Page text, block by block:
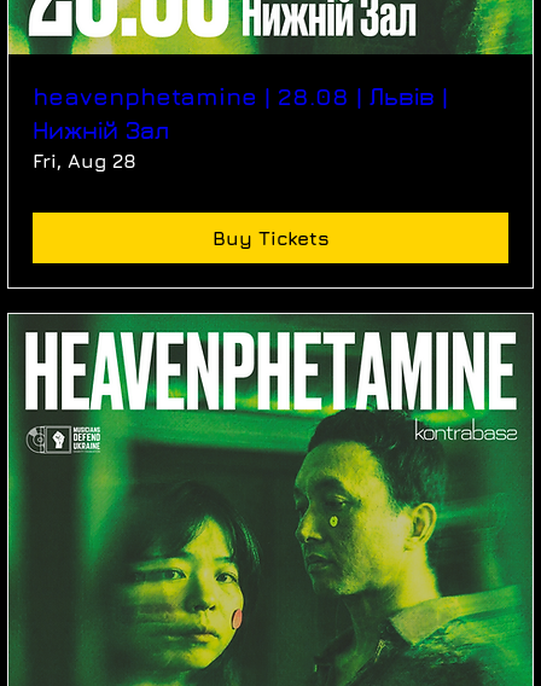
heavenphetamine | 28.08 | Львів |
Нижній Зал
Fri, Aug 28
Buy Tickets